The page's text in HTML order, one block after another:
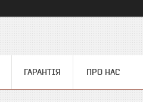
ГАРАНТІЯ ПРО НАС